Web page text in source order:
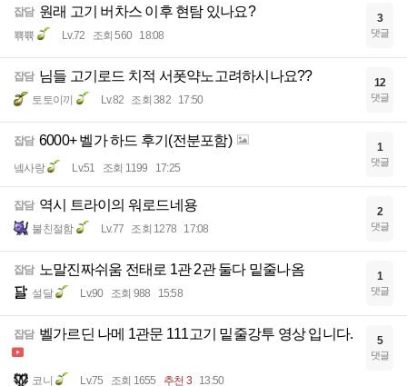
잡담 원래 고기 버차스 이후 현탐 있나요?
뾲쀾 Lv.72 조회 560 18:08
3
댓글
잡담 님들 고기로드 치적 서폿약노고려하시나요??
토토이끼 Lv.82 조회 382 17:50
12
댓글
잡담 6000+ 벨가 하드 후기(전분포함)
넼사랑 Lv.51 조회 1199 17:25
1
댓글
잡담 역시 트라이의 워로드네용
불친절함 Lv.77 조회 1278 17:08
2
댓글
잡담 노말진짜쉬움 전태로 1관 2관 둘다 밑줄나옴
설달 Lv.90 조회 988 15:58
1
댓글
잡담 벨가르딘 나메 1관문 111고기 밑줄강투 영상 입니다.
코니 Lv.75 조회 1655 추천 3 13:50
5
댓글